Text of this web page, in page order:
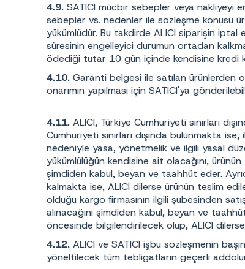
4.9. SATICI mücbir sebepler veya nakliyeyi
sebepler vs. nedenler ile sözleşme konusu
yükümlüdür. Bu takdirde ALICI siparişin
süresinin engelleyici durumun ortadan
ödediği tutar 10 gün içinde kendisine kredi
4.10. Garanti belgesi ile satılan ürünlerden
onarımın yapılması için SATICI'ya
4.11. ALICI, Türkiye Cumhuriyeti sınırları
Cumhuriyeti sınırları dışında bulunmakta
nedeniyle yasa, yönetmelik ve ilgili yasal
yükümlülüğün kendisine ait olacağını,
şimdiden kabul, beyan ve taahhüt eder. Ayrıca
kalmakta ise, ALICI dilerse ürünün teslim
olduğu kargo firmasının ilgili şubesinden
alınacağını şimdiden kabul, beyan ve
öncesinde bilgilendirilecek olup, ALICI
4.12. ALICI ve SATICI işbu sözleşmenin
yöneltilecek tüm tebligatların geçerli